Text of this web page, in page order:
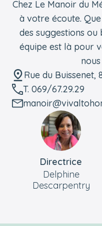
Chez Le Manoir du
à votre écoute.
des suggestions ou
équipe est là pour
Rue du Buissenet,
T. 069/67.29.29
Directrice
Delphine
Descarpentry